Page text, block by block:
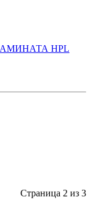
HPL
Страница 2 из 3